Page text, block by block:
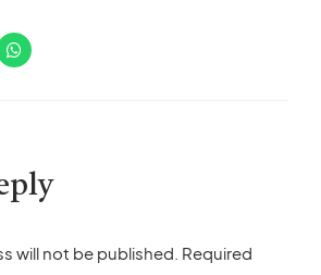
will not be published. Required